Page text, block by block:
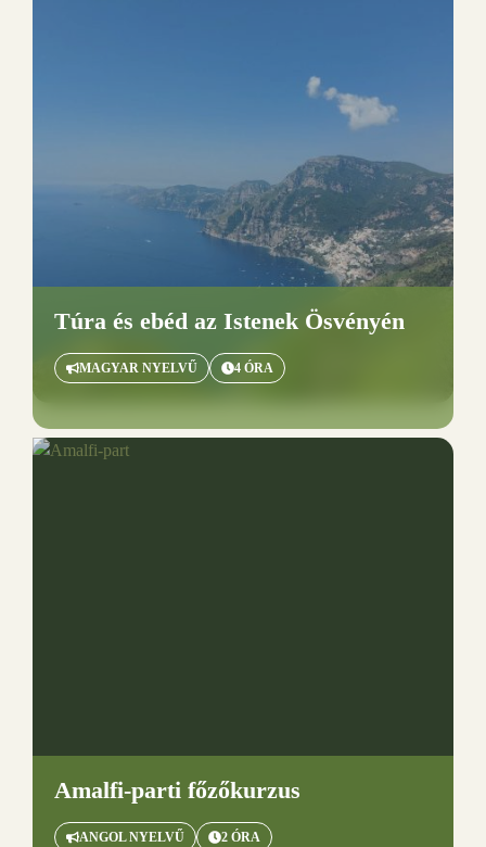
Túra és ebéd az Istenek Ösvényén
MAGYAR NYELVŰ 4 ÓRA
Amalfi-parti főzőkurzus
ANGOL NYELVŰ 2 ÓRA